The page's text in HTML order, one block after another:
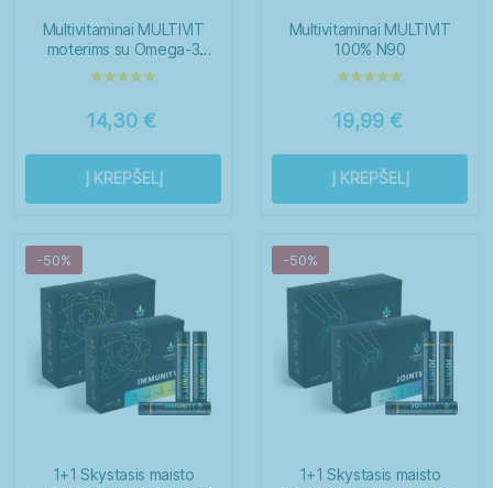
Minkštos kapsulės
Multivitaminai MULTIVIT
moterims su Omega-3
PREMIUM N60
14,30 €
Į KREPŠELĮ
Multivitaminai MULTIVIT
100% N90
19,99 €
Į KREPŠELĮ
-50%
1+1 Skystasis maisto
-50%
1+1 Skystasis maisto